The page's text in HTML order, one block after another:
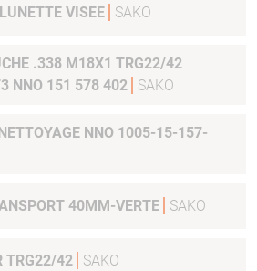
VISEE SAKO
.338 M18X1 TRG22/42
NNO 151 578 402
SAKO
NNO 1005-15-157-
40MM-VERTE SAKO
TRG22/42 SAKO